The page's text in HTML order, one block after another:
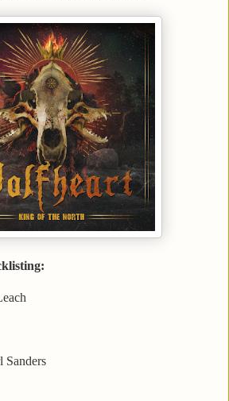
Sanders